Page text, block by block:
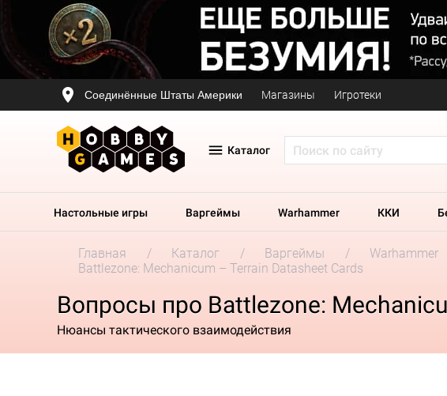
Соединённые Штаты Америки Магазины Игротеки
Каталог
Настольные игры Варгеймы Warhammer ККИ
Главная Каталог Варгеймы Warhammer
Battlezone: Mechanicum – Terrain Datasheet Cards
Вопросы про Battlezone:
Нюансы тактического взаимодействия